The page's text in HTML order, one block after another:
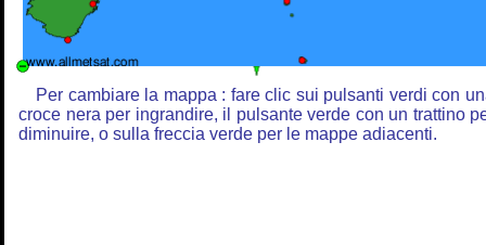
Per cambiare la mappa : fare clic sui pulsanti verdi con
croce nera per ingrandire, il pulsante verde con un trattino
diminuire, o sulla freccia verde per le mappe adiacenti.